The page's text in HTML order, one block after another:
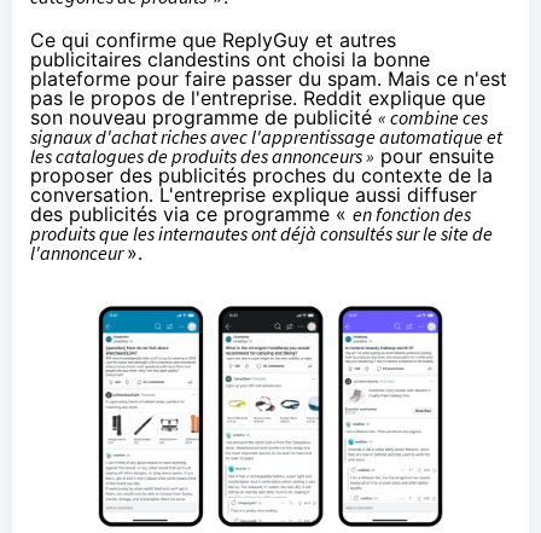
Ce qui confirme que ReplyGuy et autres
publicitaires clandestins ont choisi la bonne
plateforme pour faire passer du spam. Mais ce n'est
pas le propos de l'entreprise. Reddit explique que
son nouveau programme de publicité « combine ces
signaux d'achat riches avec l'apprentissage automatique et
les catalogues de produits des annonceurs » pour ensuite
proposer des publicités proches du contexte de la
conversation. L'entreprise explique aussi diffuser
des publicités via ce programme « en fonction des
produits que les internautes ont déjà consultés sur le site de
l'annonceur».